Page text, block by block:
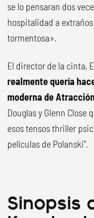
se lo pensaran dos
hospitalidad a
tormentosa».
El director de la cinta,
realmente quería
moderna de
Douglas y Glenn Close
esos tensos thriller
películas de Polanski".
Sinopsis